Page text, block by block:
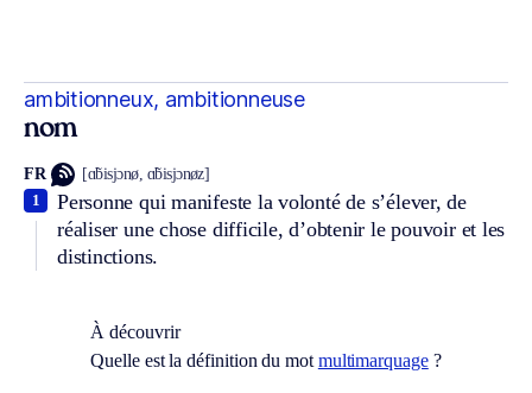
ambitionneux, ambitionneuse
nom
FR [ɑ̃bisjɔnø, ɑ̃bisjɔnøz]
Personne qui manifeste la volonté de s’élever, de
réaliser une chose difficile, d’obtenir le pouvoir et les
distinctions.
1
À découvrir
Quelle est la définition du mot multimarquage?